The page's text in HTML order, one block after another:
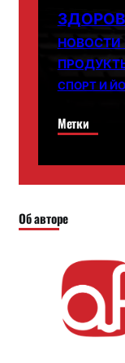
СПОРТ И
Метки
Об авторе